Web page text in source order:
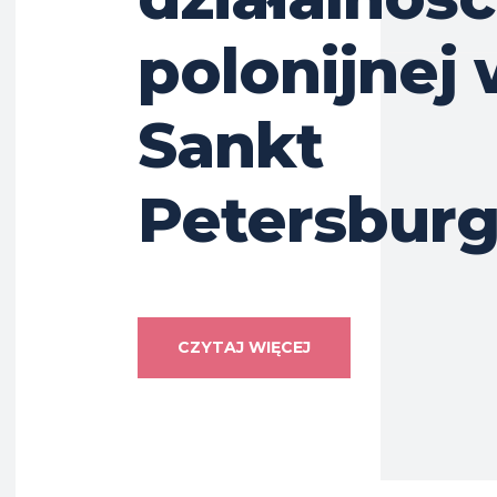
polonijnej
Sankt
CZYTAJ WIĘCEJ